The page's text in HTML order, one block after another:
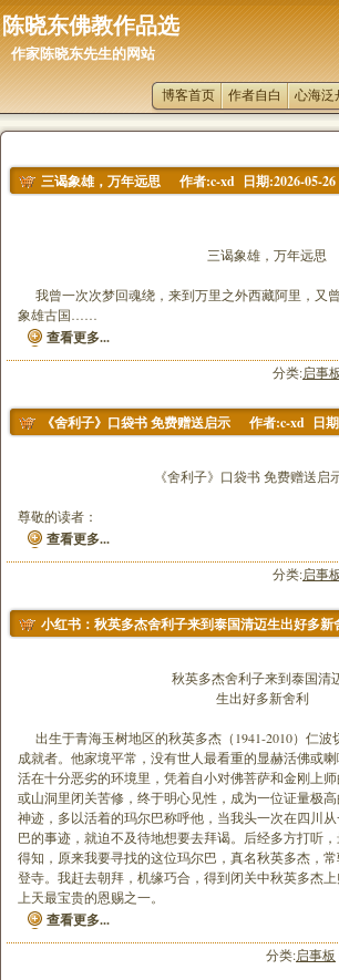
陈晓东佛教作品选
作家陈晓东先生的网站
博客首页 作者自白 心海泛
三谒象雄，万年远思 作者:c-xd 日期:2026-05-26
三谒象雄，万年远思
我曾一次次梦回魂绕，来到万里之外西藏阿里，又
象雄古国……
查看更多...
分类:启事
《舍利子》口袋书 免费赠送启示 作者:c-xd 日期
《舍利子》口袋书 免费赠送启
尊敬的读者：
查看更多...
分类:启事
小红书：秋英多杰舍利子来到泰国清迈生出好多新
秋英多杰舍利子来到泰国清
生出好多新舍利
出生于青海玉树地区的秋英多杰（1941-2010）仁波
成就者。他家境平常，没有世人最看重的显赫活佛或
活在十分恶劣的环境里，凭着自小对佛菩萨和金刚上
或山洞里闭关苦修，终于明心见性，成为一位证量极
神迹，多以活着的玛尔巴称呼他，当我头一次在四川
巴的事迹，就迫不及待地想要去拜谒。后经多方打听
得知，原来我要寻找的这位玛尔巴，真名秋英多杰，
登寺。我赶去朝拜，机缘巧合，得到闭关中秋英多杰
上天最宝贵的恩赐之一。
查看更多...
分类:启事板